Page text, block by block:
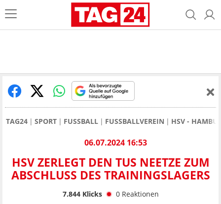
TAG24 SPORT FUSSBALL FUSSBALLVEREIN HSV -
06.07.2024 16:53
HSV ZERLEGT DEN TUS NEETZE ZUM
ABSCHLUSS DES TRAININGSLAGERS
7.844Klicks 0 Reaktionen